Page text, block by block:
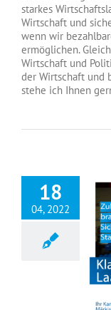
starkes
Wirtschaft und
wenn wir
ermöglichen.
Wirtschaft und
der Wirtschaft und
stehe ich Ihnen
18
04, 2022